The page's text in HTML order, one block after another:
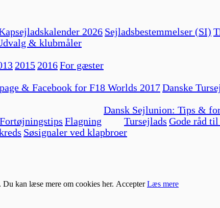
2026 Sejladsbestemmelser (SI)
& klubmåler
2015 2016For gæster
& Facebook for F18 Worlds 2017Danske
Fortøjningstips Flagning
Dansk Sejlunion: Tips &
Tursejlads Gode råd til
Søsignaler ved klapbroer
kan læse mere om cookies her. Accepter Læs mere